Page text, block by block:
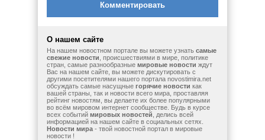
Комментировать
О нашем сайте
На нашем новостном портале вы можете узнать самые
свежие новости , происшествиями в мире, политике
стран, самые разнообразные мировые новости ждут
Вас на нашем сайте, вы можете дискутировать с
другими посетителями нашего портала novostimira.net
обсуждать самые насущные горячие новости как
вашей страны, так и новости всего мира, проставляя
рейтинг новостям, вы делаете их более популярными
во всём мировом интернет сообществе. Будь в курсе
всех событий мировых новостей , делись всей
информацией на нашем сайте в социальных сетях.
Новости мира - твой новостной портал в мировые
новости !